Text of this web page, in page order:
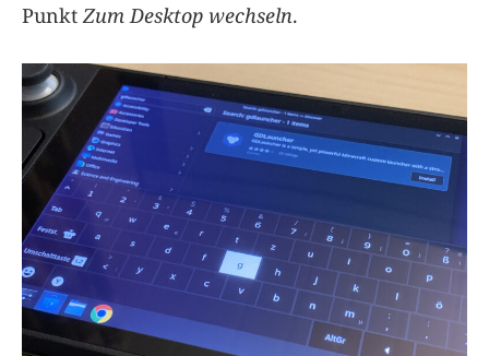
Punkt Zum Desktop wechseln.